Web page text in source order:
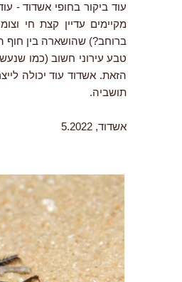
מקיימים עדיין קצת חי
ברוחב?) שהושארה בין חוף
טבע עירוני חשוב (כמו
הזאת. אשדוד עוד יכולה
תושביה.
אשדוד, 5.2022